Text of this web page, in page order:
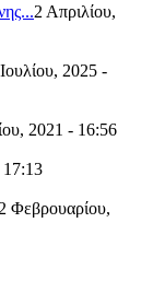
2 Απριλίου,
2025 -
2021 - 16:56
17:13
Φεβρουαρίου,